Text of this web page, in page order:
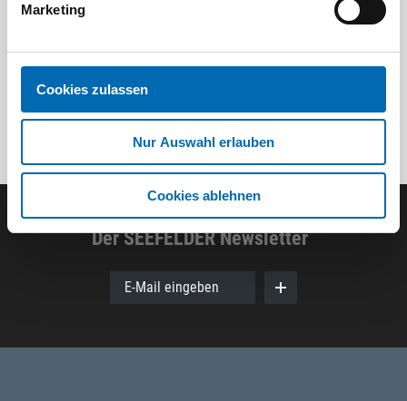
Marketing
Cookies zulassen
Nur Auswahl erlauben
Cookies ablehnen
Der SEEFELDER Newsletter
E-Mail eingeben